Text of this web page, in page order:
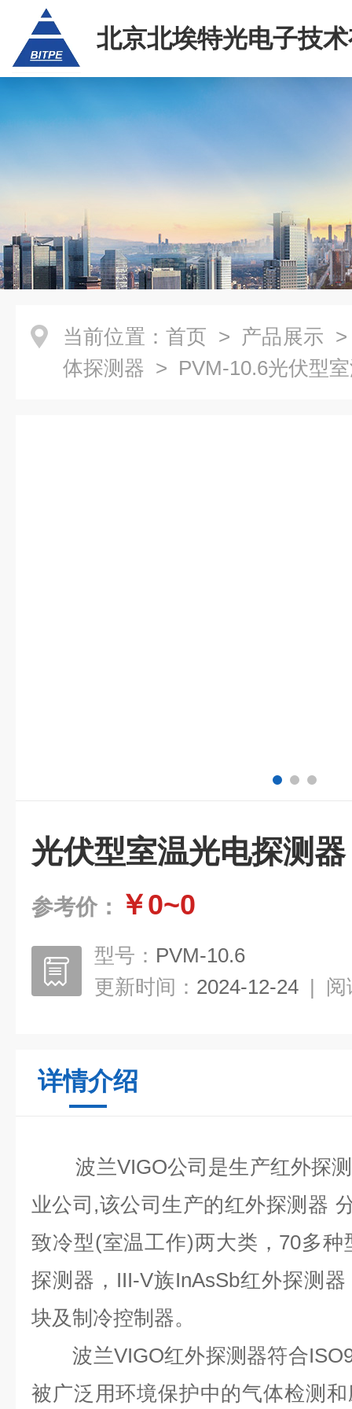
北京北埃特光电子技
任公司
当前位置： 首页 > 产品展示
体探测器 > PVM-10.6光伏型
光伏型室温光电探测器
参考价： ￥0~0
型号： PVM-10.6
更新时间： 2024-12-24 | 阅
详情介绍
波兰VIGO公司是生产红外探
业公司 ,该公司生产的红外探测器
致冷型(室温工作)两大类， 70多种
探测器，III-V族InAsSb红外探测
块及制冷控制器。
波兰VIGO红外探测器符合
被广泛用环境保护中的气体检测